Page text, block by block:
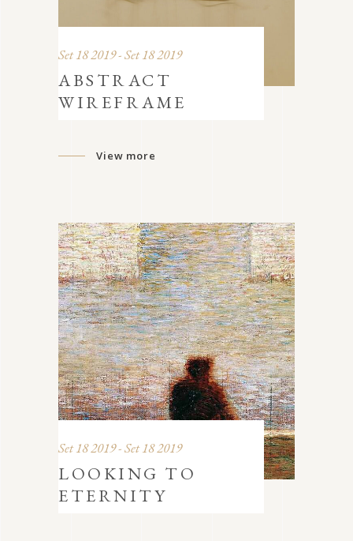
Set 18 2019 - Set 18 2019
ABSTRACT
WIREFRAME
View more
Set 18 2019 - Set 18 2019
LOOKING TO
ETERNITY